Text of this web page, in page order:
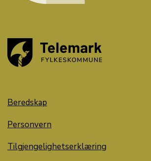
Beredskap
Personvern
Tilgjengelighetserklæring